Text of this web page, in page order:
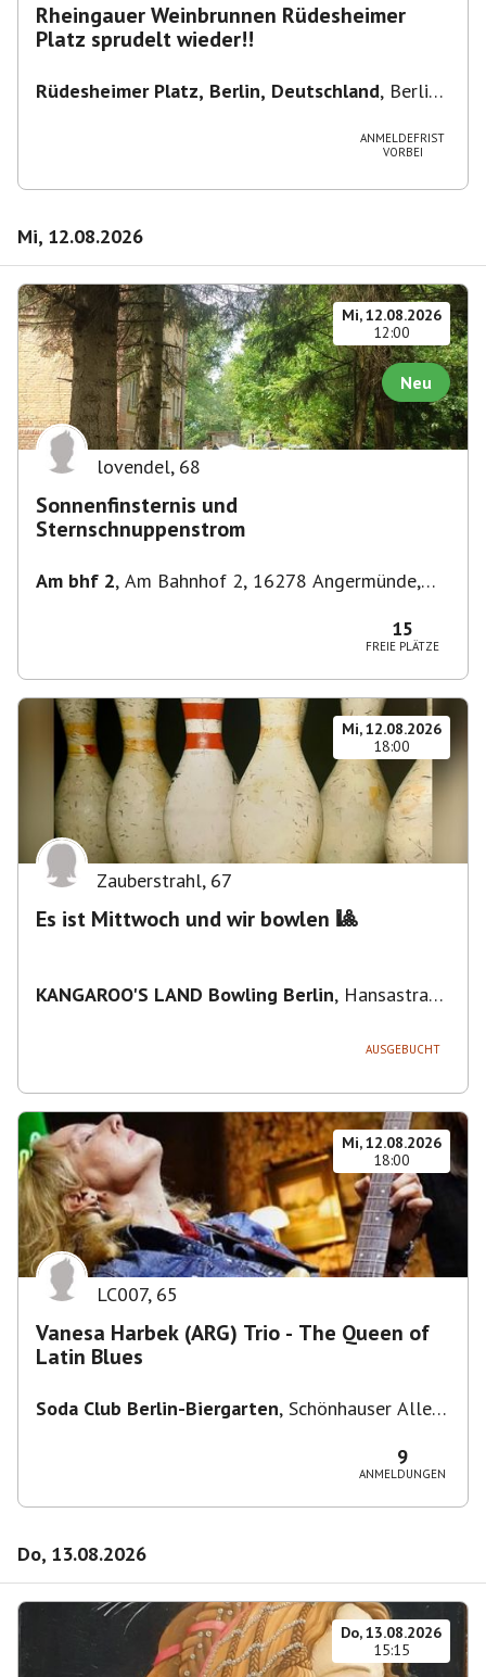
Rheingauer Weinbrunnen Rüdesheimer
Platz sprudelt wieder!!
Rüdesheimer Platz, Berlin, Deutschland, Berlin-
ANMELDEFRIST
VORBEI
Mi, 12.08.2026
Mi, 12.08.2026
12:00
Neu
lovendel, 68
Sonnenfinsternis und
Sternschnuppenstrom
Am bhf 2, Am Bahnhof 2, 16278 Angermünde,
15
FREIE PLÄTZE
Mi, 12.08.2026
18:00
Zauberstrahl, 67
Es ist Mittwoch und wir bowlen 🎱
KANGAROO'S LAND Bowling Berlin, Hansastraße
AUSGEBUCHT
Mi, 12.08.2026
18:00
LC007, 65
Vanesa Harbek (ARG) Trio - The Queen of
Latin Blues
Soda Club Berlin-Biergarten, Schönhauser Allee
9
ANMELDUNGEN
Do, 13.08.2026
Do, 13.08.2026
15:15